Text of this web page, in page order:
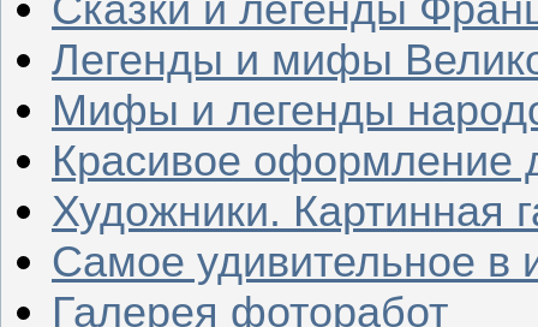
Легенды и мифы
Мифы и легенды
Красивое оформление
Художники. Картинная
Самое удивительное в
Галерея фоторабот